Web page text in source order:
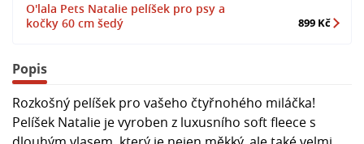
O'lala Pets Natalie pelíšek pro psy a
kočky 60 cm šedý
899 Kč
Popis
Rozkošný pelíšek pro vašeho čtyřnohého miláčka!
Pelíšek Natalie je vyroben z luxusního soft fleece s